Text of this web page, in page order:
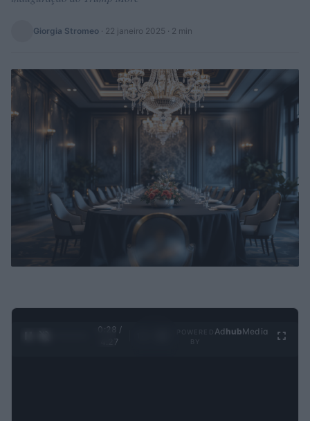
Giorgia Stromeo · 22 janeiro 2025 · 2 min
0:29 /
4:27
Ad hubMedia